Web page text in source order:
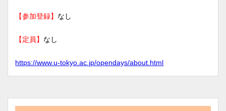
【参加登録】 なし
【定員】 なし
https://www.u-tokyo.ac.jp/opendays/about.html